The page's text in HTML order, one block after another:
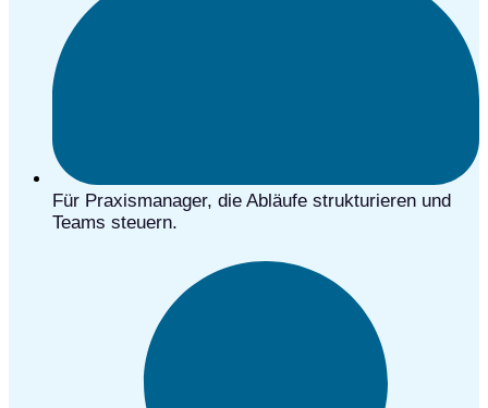
Für Praxismanager, die Abläufe strukturieren und
Teams steuern.